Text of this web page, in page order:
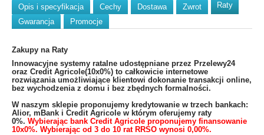
Opis i specyfikacja Cechy Dostawa Zwrot
Raty
Gwarancja
Promocje
Zakupy na Raty
​Innowacyjne systemy ratalne udostępniane przez Przelewy24
oraz Credit Agricole(10x0%) to całkowicie internetowe
rozwiązania umożliwiające klientowi dokonanie transakcji online,
bez wychodzenia z domu i bez zbędnych formalności.
W naszym sklepie proponujemy kredytowanie w trzech bankach:
Alior, mBank i Credit Agricole w którym oferujemy raty
0%. Wybierając bank Credit Agricole proponujemy finansowanie
10x0%. Wybierając od 3 do 10 rat RRSO wynosi 0,00%.